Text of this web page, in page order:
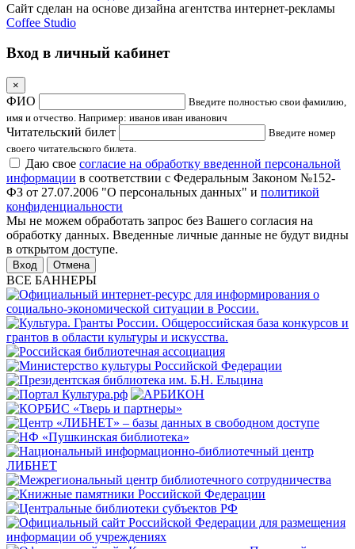
Сайт сделан на основе дизайна агентства интернет-рекламы
Coffee Studio
Вход в личный кабинет
×
ФИО
Введите полностью свои фамилию,
имя и отчество. Например: иванов иван иванович
Читательский билет
Введите номер
своего читательского билета.
Даю свое согласие на обработку введенной персональной
информации в соответствии с Федеральным Законом №152-
ФЗ от 27.07.2006 "О персональных данных" и политикой
конфиденциальности
Мы не можем обработать запрос без Вашего согласия на
обработку данных. Введенные личные данные не будут видны
в открытом доступе.
Отмена
ВСЕ БАННЕРЫ